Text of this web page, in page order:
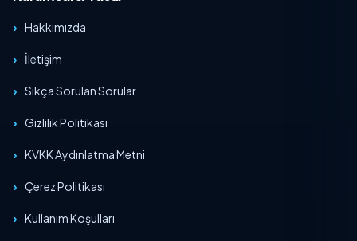
Hakkımızda
İletişim
Sıkça Sorulan Sorular
Gizlilik Politikası
KVKK Aydınlatma Metni
Çerez Politikası
Kullanım Koşulları